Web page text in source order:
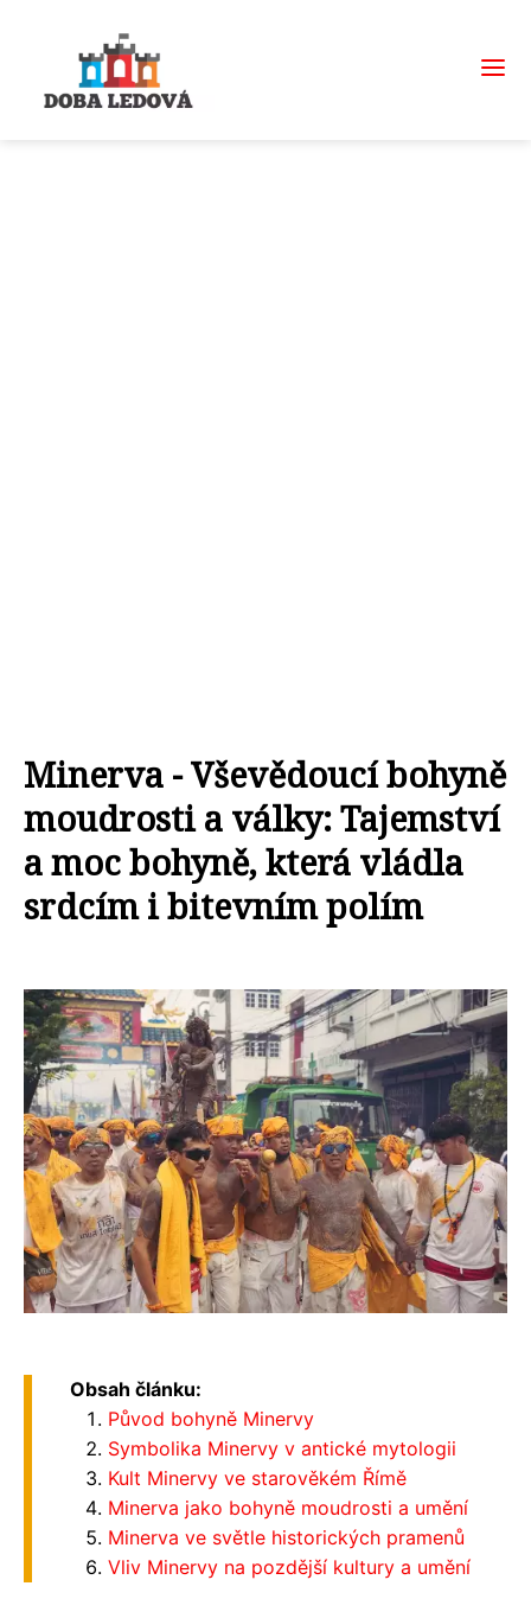
Minerva - Vševědoucí bohyně
moudrosti a války: Tajemství
a moc bohyně, která vládla
srdcím i bitevním polím
Obsah článku:
Původ bohyně Minervy
Symbolika Minervy v antické mytologii
Kult Minervy ve starověkém Římě
Minerva jako bohyně moudrosti a umění
Minerva ve světle historických pramenů
Vliv Minervy na pozdější kultury a umění